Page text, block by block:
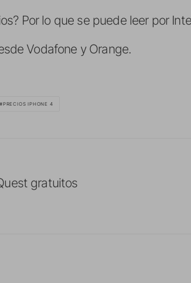
Por lo que se puede leer por
Vodafone y Orange.
PRECIOS IPHONE 4
gratuitos